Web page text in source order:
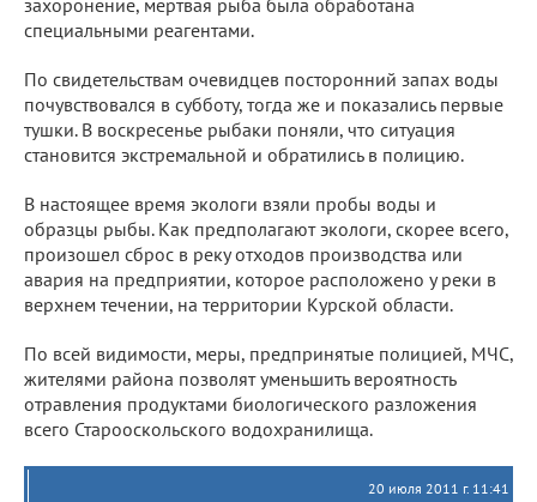
специальными реагентами.
По свидетельствам очевидцев посторонний запах воды
почувствовался в субботу, тогда же и показались первые
тушки. В воскресенье рыбаки поняли, что ситуация
становится экстремальной и обратились в полицию.
В настоящее время экологи взяли пробы воды и
образцы рыбы. Как предполагают экологи, скорее всего,
произошел сброс в реку отходов производства или
авария на предприятии, которое расположено у реки в
верхнем течении, на территории Курской области.
По всей видимости, меры, предпринятые полицией, МЧС,
жителями района позволят уменьшить вероятность
отравления продуктами биологического разложения
всего Старооскольского водохранилища.
20 июля 2011 г. 11:41